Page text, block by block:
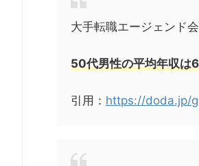
大手転職エージェンド
50代男性の平均年収は
引用： https://doda.jp/